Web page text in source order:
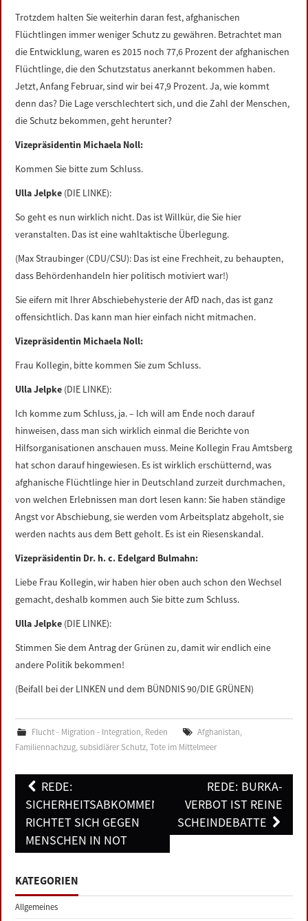
Trotzdem halten Sie weiterhin daran fest, afghanischen
Flüchtlingen immer weniger Schutz zu gewähren. Betrachtet man
die Entwicklung, waren es 2015 noch 77,6 Prozent der afghanischen
Flüchtlinge, die den Schutzstatus anerkannt bekommen haben.
Jetzt, Anfang Februar, sind wir bei 47,9 Prozent. Ja, wie kommt
denn das? Die Lage verschlechtert sich, und die Zahl der Menschen,
die Schutz bekommen, geht herunter?
Vizepräsidentin Michaela Noll:
Kommen Sie bitte zum Schluss.
Ulla Jelpke (DIE LINKE):
So geht es nun wirklich nicht. Das ist Willkür, die Sie hier
veranstalten. Das ist eine wahltaktische Überlegung.
(Max Straubinger (CDU/CSU): Das ist eine Frechheit, zu behaupten,
dass Behördenhandeln hier politisch motiviert war!)
Sie eifern mit Ihrer Abschiebehysterie der AfD nach, das ist ganz
offensichtlich. Das kann man hier einfach nicht mitmachen.
Vizepräsidentin Michaela Noll:
Frau Kollegin, bitte kommen Sie zum Schluss.
Ulla Jelpke (DIE LINKE):
Ich komme zum Schluss, ja. – Ich will am Ende noch darauf
hinweisen, dass man sich wirklich einmal die Berichte von
Hilfsorganisationen anschauen muss. Meine Kollegin Frau Amtsberg
hat schon darauf hingewiesen. Es ist wirklich erschütternd, was
afghanische Flüchtlinge hier in Deutschland zurzeit durchmachen,
von welchen Erlebnissen man dort lesen kann: Sie haben ständige
Angst vor Abschiebung, sie werden vom Arbeitsplatz abgeholt, sie
werden nachts aus dem Bett geholt. Es ist ein Riesenskandal.
Vizepräsidentin Dr. h. c. Edelgard Bulmahn:
Liebe Frau Kollegin, wir haben hier oben auch schon den Wechsel
gemacht, deshalb kommen auch Sie bitte zum Schluss.
Ulla Jelpke (DIE LINKE):
Stimmen Sie dem Antrag der Grünen zu, damit wir endlich eine
andere Politik bekommen!
(Beifall bei der LINKEN und dem BÜNDNIS 90/DIE GRÜNEN)
Flucht - Migration - Integration, Reden Afghanistan,
Familiennachzug,subsidiärer Schutz,Tote im Mittelmeer
Post
navigation
REDE:
SICHERHEITSABKOMMEN
RICHTET SICH GEGEN
MENSCHEN IN NOT
REDE: BURKA-
VERBOT IST REINE
SCHEINDEBATTE
KATEGORIEN
Allgemeines